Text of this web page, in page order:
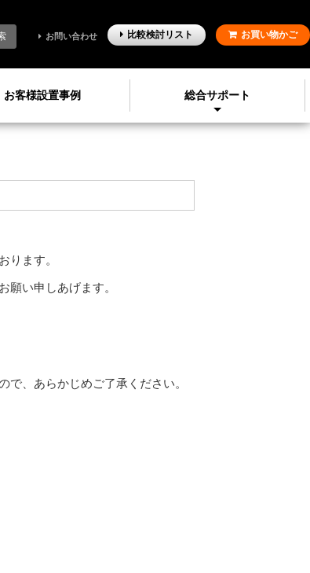
お客様設置事例 総合サポート
お問い合わせ 比較検討リスト お買い物かご
ります。
願い申しあげます。
、あらかじめご了承ください。